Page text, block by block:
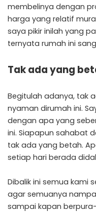
membelinya dengan
harga yang relatif
saya pikir inilah yang
ternyata rumah ini
Tak ada yang
Begitulah adanya, tak
nyaman dirumah ini.
dengan apa yang
ini. Siapapun sahabat
tak ada yang betah.
setiap hari berada
Dibalik ini semua kami
agar semuanya
sampai kapan